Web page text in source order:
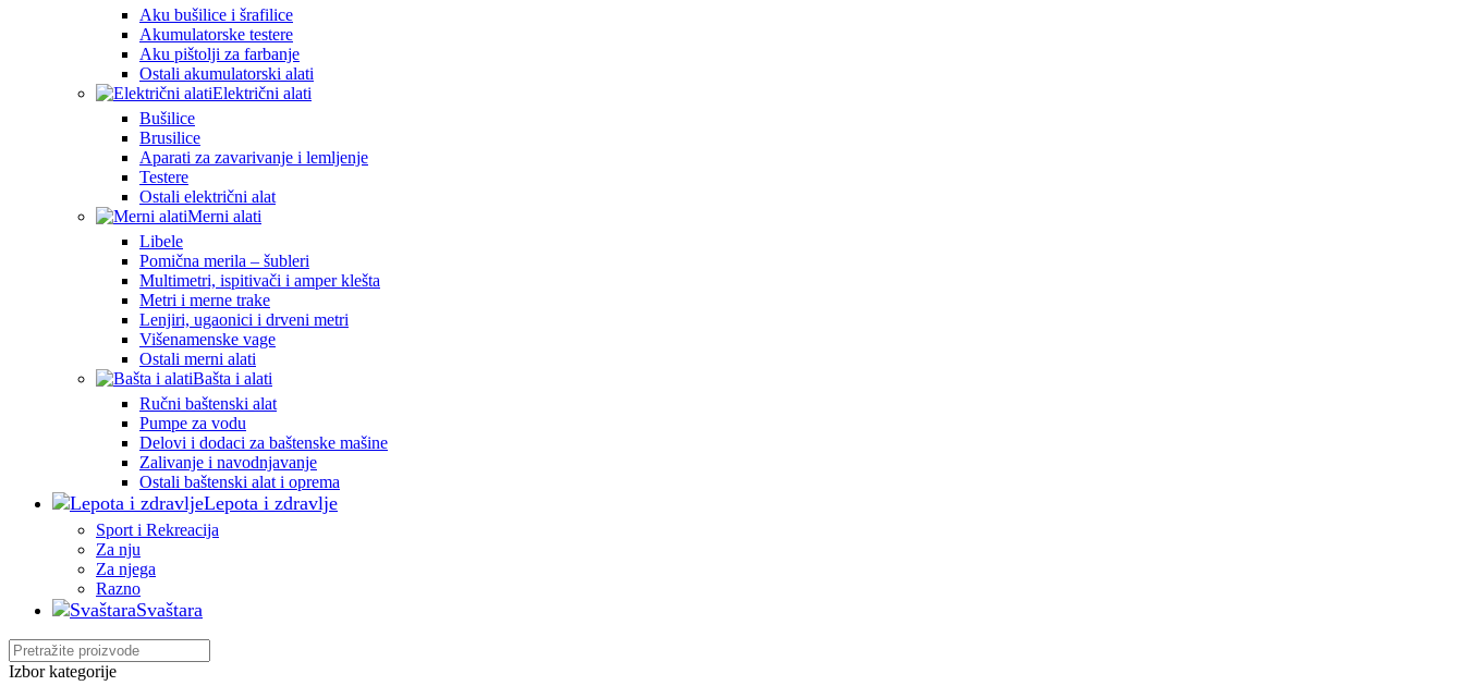
Aku bušilice i šrafilice
Akumulatorske testere
Aku pištolji za farbanje
Ostali akumulatorski alati
Električni alati
Bušilice
Brusilice
Aparati za zavarivanje i lemljenje
Testere
Ostali električni alat
Merni alati
Libele
Pomična merila – šubleri
Multimetri, ispitivači i amper klešta
Metri i merne trake
Lenjiri, ugaonici i drveni metri
Višenamenske vage
Ostali merni alati
Bašta i alati
Ručni baštenski alat
Pumpe za vodu
Delovi i dodaci za baštenske mašine
Zalivanje i navodnjavanje
Ostali baštenski alat i oprema
Lepota i zdravlje
Sport i Rekreacija
Za nju
Za njega
Razno
Svaštara
Izbor kategorije